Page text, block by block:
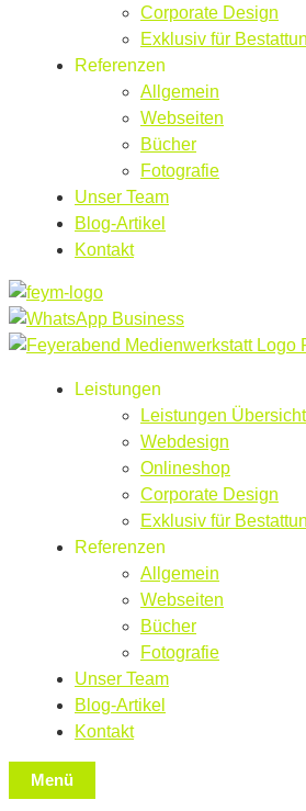
Corporate Design
Exklusiv für
Referenzen
Allgemein
Webseiten
Bücher
Fotografie
Unser Team
Blog-Artikel
Kontakt
Leistungen
Leistungen Übersicht
Webdesign
Onlineshop
Corporate Design
Exklusiv für
Referenzen
Allgemein
Webseiten
Bücher
Fotografie
Unser Team
Blog-Artikel
Kontakt
Menü